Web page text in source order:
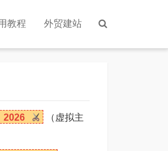
教程 外贸建站
2026
（虚拟主